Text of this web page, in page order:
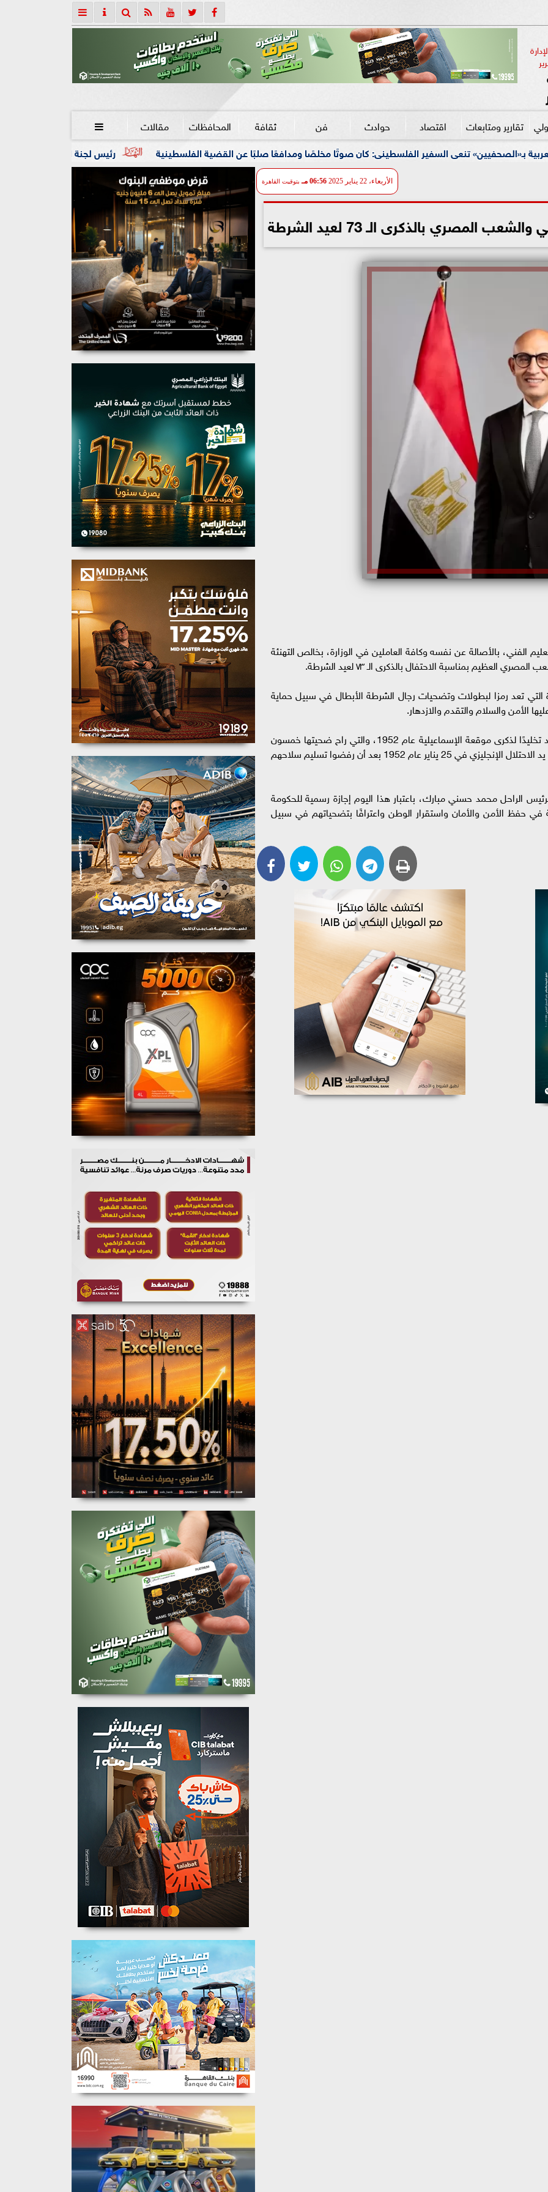
تقارير ومتابعات اقتصاد حوادث فن ثقافة المحافظات مقالات 
رئيس لجنة الحكام : الفراعنة الدولية لجمباز تنعى السفير الفلسطينى: كان صوتًا مخلصًا ومدافعًا صلبًا عن القضية الفلسطينية
الأربعاء، 22 يناير 2025 06:56 مـ بتوقيت القاهرة
المصري بالذكرى الـ 73 لعيد الشرطة
الفني، بالأصالة عن نفسه وكافة العاملين في الوزارة، بخالص التهنئة
العظيم بمناسبة الاحتفال بالذكرى الـ ٧٣ لعيد الشرطة.
التي تعد رمزا لبطولات وتضحيات رجال الشرطة الأبطال في سبيل حماية
الأمن والسلام والتقدم والازدهار.
الجدير بالذكر أن الخامس والعشرين من يناير هو يُعد تخليدًا لذكرى موقعة الإسماعيلية عام 1952، والتي راح ضحيتها خمسون
قتيلًا وثمانون جريحًا من رجال الشرطة المصرية على يد الاحتلال الإنجليزي في 25 يناير عام 1952 بعد أن رفضوا تسليم سلاحهم
الراحل محمد حسني مبارك، باعتبار هذا اليوم إجازة رسمية للحكومة
في حفظ الأمن والأمان واستقرار الوطن واعترافًا بتضحياتهم في سبيل